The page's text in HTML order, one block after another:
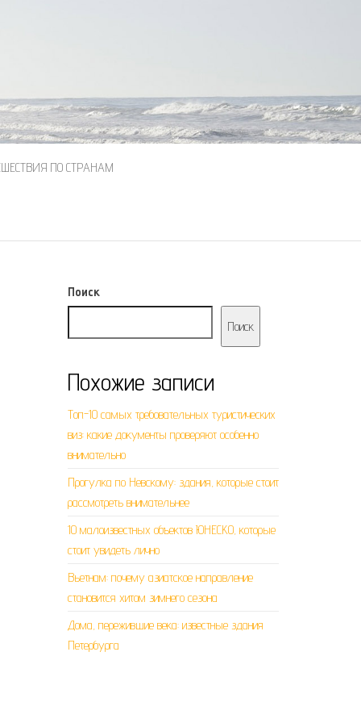
ПО СТРАНАМ
Поиск
Поиск
Похожие записи
Топ-10 самых требовательных туристических
виз: какие документы проверяют особенно
внимательно
Прогулка по Невскому: здания, которые стоит
рассмотреть внимательнее
10 малоизвестных объектов ЮНЕСКО, которые
стоит увидеть лично
Вьетнам: почему азиатское направление
становится хитом зимнего сезона
Дома, пережившие века: известные здания
Петербурга